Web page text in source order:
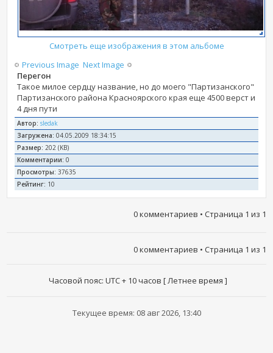
Смотреть еще изображения в этом альбоме
Previous Image Next Image
Перегон
Такое милое сердцу название, но до моего "Партизанского"
Партизанского района Красноярского края еще 4500 верст и
4 дня пути
Автор:sledak
Загружена:04.05.2009 18:34:15
Размер:202 (KB)
Комментарии:0
Просмотры:37635
Рейтинг: 10
0 комментариев • Страница 1 из 1
0 комментариев • Страница 1 из 1
Часовой пояс: UTC + 10 часов [ Летнее время ]
Текущее время: 08 авг 2026, 13:40